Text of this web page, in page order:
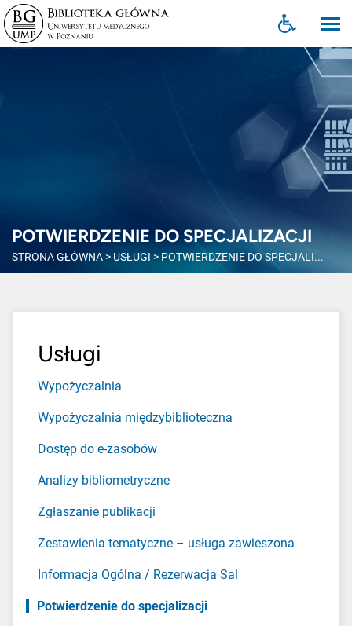
POTWIERDZENIE DO SPECJALIZACJI
STRONA GŁÓWNA > USŁUGI > POTWIERDZENIE DO SPECJALI...
Usługi
Wypożyczalnia
Wypożyczalnia międzybiblioteczna
Dostęp do e-zasobów
Analizy bibliometryczne
Zgłaszanie publikacji
Zestawienia tematyczne – usługa zawieszona
Informacja Ogólna / Rezerwacja Sal
Potwierdzenie do specjalizacji